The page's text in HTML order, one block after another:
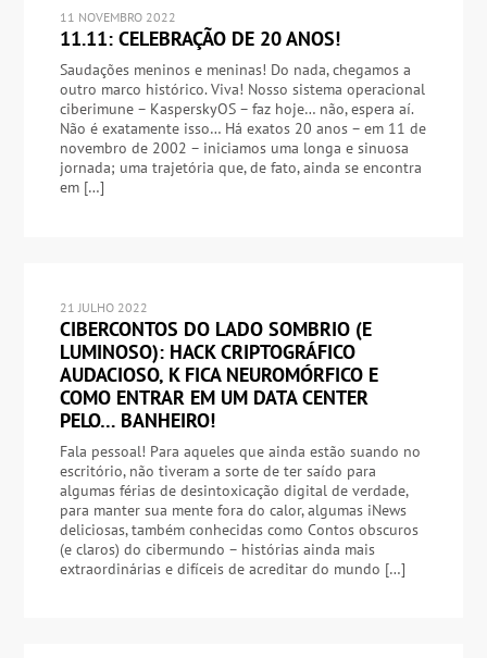
11 NOVEMBRO 2022
11.11: CELEBRAÇÃO DE 20 ANOS!
Saudações meninos e meninas! Do nada, chegamos a
outro marco histórico. Viva! Nosso sistema operacional
ciberimune – KasperskyOS – faz hoje… não, espera aí.
Não é exatamente isso… Há exatos 20 anos – em 11 de
novembro de 2002 – iniciamos uma longa e sinuosa
jornada; uma trajetória que, de fato, ainda se encontra
em […]
21 JULHO 2022
CIBERCONTOS DO LADO SOMBRIO (E
LUMINOSO): HACK CRIPTOGRÁFICO
AUDACIOSO, K FICA NEUROMÓRFICO E
COMO ENTRAR EM UM DATA CENTER
PELO… BANHEIRO!
Fala pessoal! Para aqueles que ainda estão suando no
escritório, não tiveram a sorte de ter saído para
algumas férias de desintoxicação digital de verdade,
para manter sua mente fora do calor, algumas iNews
deliciosas, também conhecidas como Contos obscuros
(e claros) do cibermundo – histórias ainda mais
extraordinárias e difíceis de acreditar do mundo […]